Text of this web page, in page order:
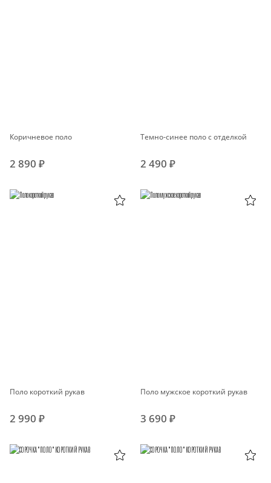
Коричневое поло
2 890 ₽
Темно-синее поло с отделкой
2 490 ₽
Поло короткий рукав
2 990 ₽
Поло мужское короткий рукав
3 690 ₽